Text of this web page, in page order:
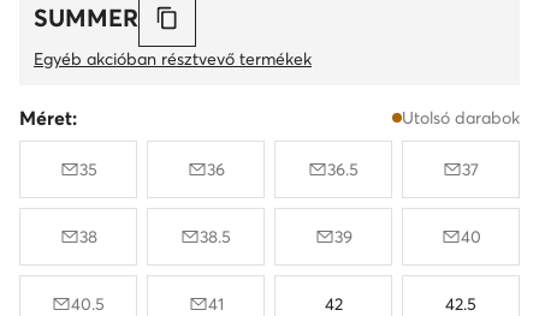
SUMMER
Egyéb akcióban résztvevő termékek
Méret: Utolsó darabok
35 36 36.5 37
38 38.5 39 40
40.5 41 42 42.5